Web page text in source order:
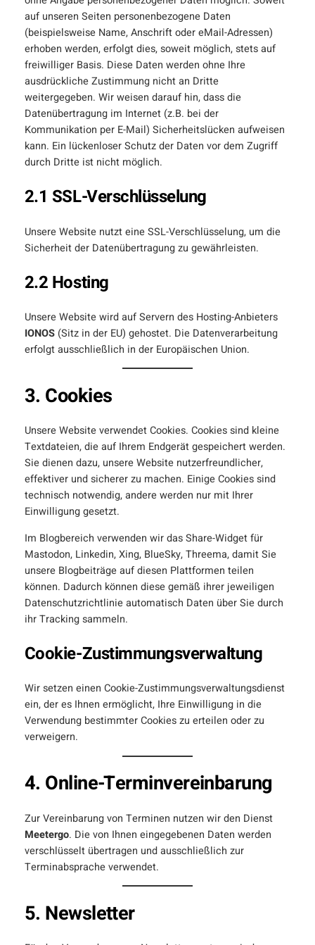
auf unseren Seiten personenbezogene Daten
(beispielsweise Name, Anschrift oder eMail-Adressen)
erhoben werden, erfolgt dies, soweit möglich, stets auf
freiwilliger Basis. Diese Daten werden ohne Ihre
ausdrückliche Zustimmung nicht an Dritte
weitergegeben. Wir weisen darauf hin, dass die
Datenübertragung im Internet (z.B. bei der
Kommunikation per E-Mail) Sicherheitslücken aufweisen
kann. Ein lückenloser Schutz der Daten vor dem Zugriff
durch Dritte ist nicht möglich.
2.1 SSL-Verschlüsselung
Unsere Website nutzt eine SSL-Verschlüsselung, um die
Sicherheit der Datenübertragung zu gewährleisten.
2.2 Hosting
Unsere Website wird auf Servern des Hosting-Anbieters
IONOS(Sitz in der EU) gehostet. Die Datenverarbeitung
erfolgt ausschließlich in der Europäischen Union.
3. Cookies
Unsere Website verwendet Cookies. Cookies sind kleine
Textdateien, die auf Ihrem Endgerät gespeichert werden.
Sie dienen dazu, unsere Website nutzerfreundlicher,
effektiver und sicherer zu machen. Einige Cookies sind
technisch notwendig, andere werden nur mit Ihrer
Einwilligung gesetzt.
Im Blogbereich verwenden wir das Share-Widget für
Mastodon, Linkedin, Xing, BlueSky, Threema, damit Sie
unsere Blogbeiträge auf diesen Plattformen teilen
können. Dadurch können diese gemäß ihrer jeweiligen
Datenschutzrichtlinie automatisch Daten über Sie durch
ihr Tracking sammeln.
Cookie-Zustimmungsverwaltung
Wir setzen einen Cookie-Zustimmungsverwaltungsdienst
ein, der es Ihnen ermöglicht, Ihre Einwilligung in die
Verwendung bestimmter Cookies zu erteilen oder zu
verweigern.
4. Online-Terminvereinbarung
Zur Vereinbarung von Terminen nutzen wir den Dienst
Meetergo. Die von Ihnen eingegebenen Daten werden
verschlüsselt übertragen und ausschließlich zur
Terminabsprache verwendet.
5. Newsletter